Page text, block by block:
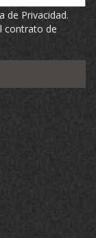
de Privacidad.
contrato de